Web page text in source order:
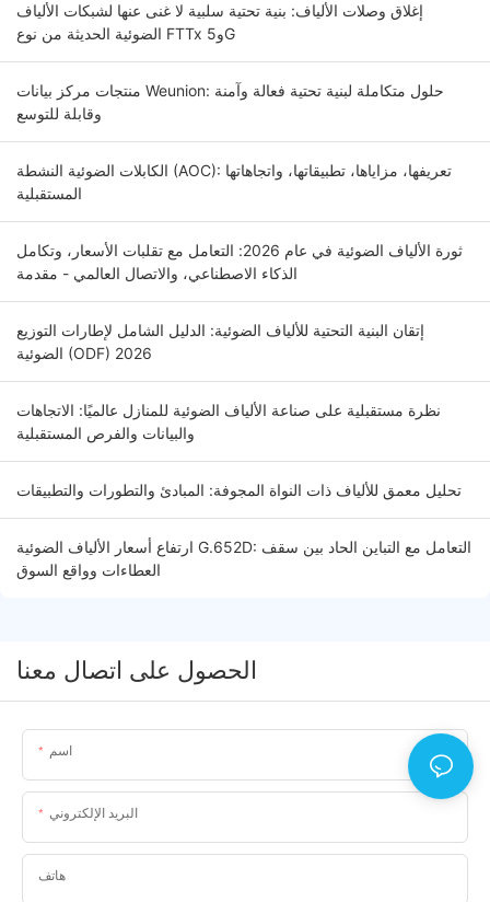
إغلاق وصلات الألياف: بنية تحتية سلبية لا غنى عنها لشبكات الألياف
الضوئية الحديثة من نوع FTTx و5G
منتجات مركز بيانات Weunion: حلول متكاملة لبنية تحتية فعالة وآمنة
وقابلة للتوسع
الكابلات الضوئية النشطة (AOC): تعريفها، مزاياها، تطبيقاتها، واتجاهاتها
المستقبلية
ثورة الألياف الضوئية في عام 2026: التعامل مع تقلبات الأسعار، وتكامل
الذكاء الاصطناعي، والاتصال العالمي - مقدمة
إتقان البنية التحتية للألياف الضوئية: الدليل الشامل لإطارات التوزيع
الضوئية (ODF) 2026
نظرة مستقبلية على صناعة الألياف الضوئية للمنازل عالميًا: الاتجاهات
والبيانات والفرص المستقبلية
تحليل معمق للألياف ذات النواة المجوفة: المبادئ والتطورات والتطبيقات
ارتفاع أسعار الألياف الضوئية G.652D: التعامل مع التباين الحاد بين سقف
العطاءات وواقع السوق
الحصول على اتصال معنا
اسم
البريد الإلكتروني
هاتف